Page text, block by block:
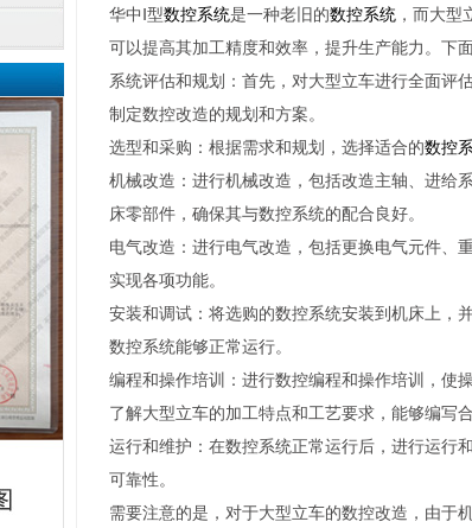
华中Ⅰ型数控系统是一种老旧的数控系统 ，而大型
可以提高其加工精度和效率，提升生产能力。下
系统评估和规划：首先，对大型立车进行全面评
制定数控改造的规划和方案。
选型和采购：根据需求和规划，选择适合的数控
机械改造：进行机械改造，包括改造主轴、进给
床零部件，确保其与数控系统的配合良好。
电气改造：进行电气改造，包括更换电气元件、
实现各项功能。
安装和调试：将选购的数控系统安装到机床上，
数控系统能够正常运行。
编程和操作培训：进行数控编程和操作培训，使
了解大型立车的加工特点和工艺要求，能够编写
运行和维护：在数控系统正常运行后，进行运行
可靠性。
需要注意的是，对于大型立车的数控改造，由于